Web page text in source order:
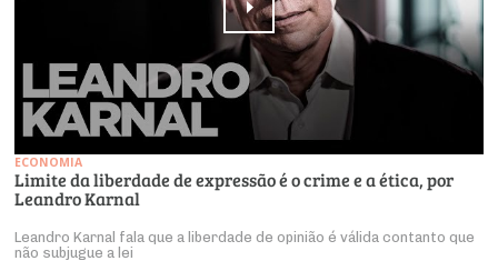
ECONOMIA
Limite da liberdade de expressão é o crime e a ética, por
Leandro Karnal
Leandro Karnal fala que a liberdade de opinião é válida contanto que
não subjugue a lei